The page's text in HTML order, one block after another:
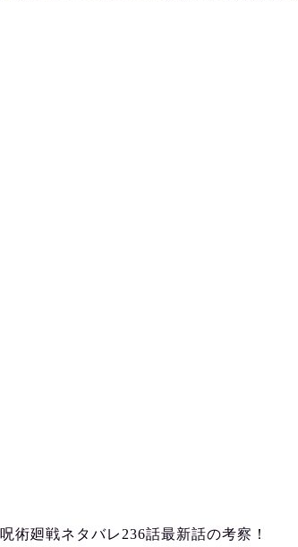
呪術廻戦ネタバレ236話最新話の考察！